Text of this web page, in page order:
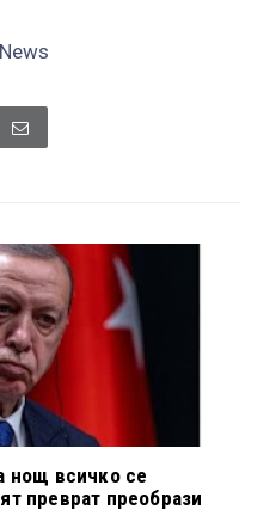
нощ всичко се
преврат преобрази